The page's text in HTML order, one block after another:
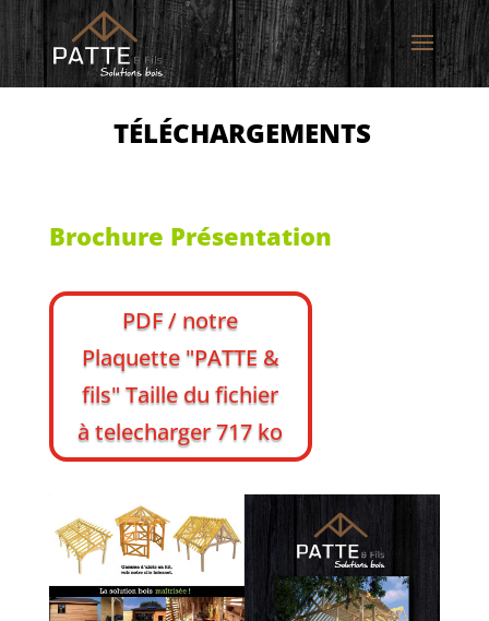
TÉLÉCHARGEMENTS
Brochure Présentation
PDF / notre
Plaquette "PATTE &
fils" Taille du fichier
à telecharger 717 ko